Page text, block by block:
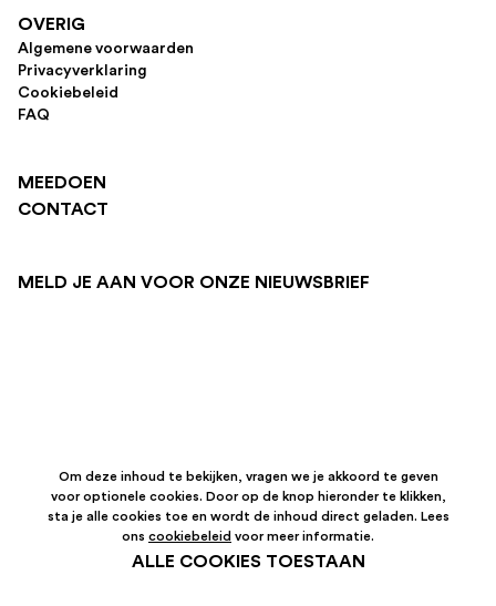
OVERIG
Algemene voorwaarden
Privacyverklaring
Cookiebeleid
FAQ
MEEDOEN
CONTACT
MELD JE AAN VOOR ONZE NIEUWSBRIEF
Om deze inhoud te bekijken, vragen we je akkoord te geven
voor optionele cookies. Door op de knop hieronder te klikken,
sta je alle cookies toe en wordt de inhoud direct geladen. Lees
ons cookiebeleid voor meer informatie.
ALLE COOKIES TOESTAAN